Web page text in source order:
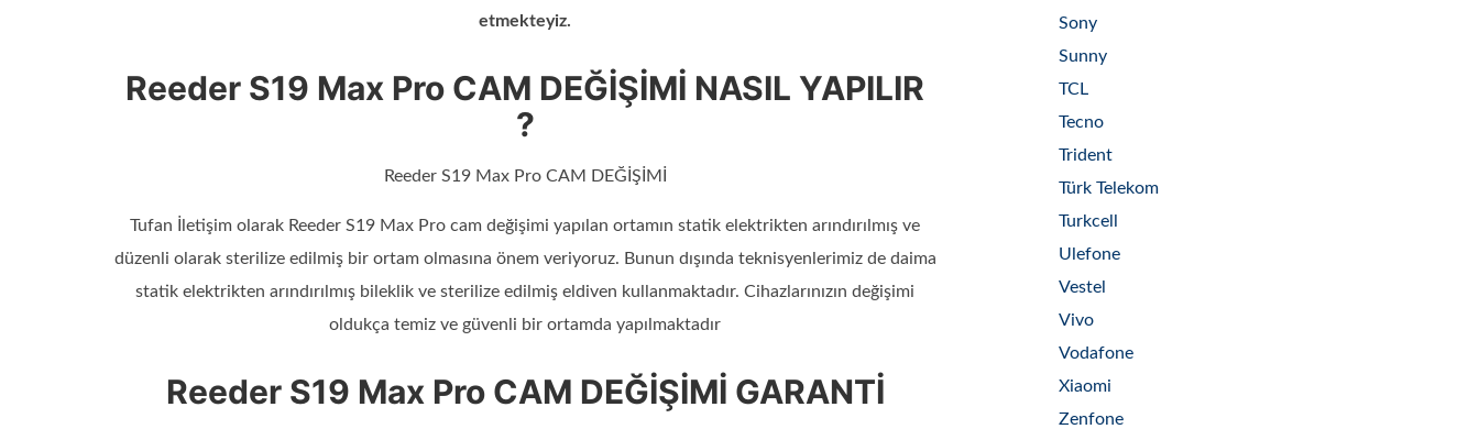
etmekteyiz.
Reeder S19 Max Pro CAM DEĞİŞİMİ NASIL YAPILIR
?
Reeder S19 Max Pro CAM DEĞİŞİMİ
Tufan İletişim olarak Reeder S19 Max Pro cam değişimi yapılan ortamın statik elektrikten arındırılmış ve
düzenli olarak sterilize edilmiş bir ortam olmasına önem veriyoruz. Bunun dışında teknisyenlerimiz de daima
statik elektrikten arındırılmış bileklik ve sterilize edilmiş eldiven kullanmaktadır. Cihazlarınızın değişimi
oldukça temiz ve güvenli bir ortamda yapılmaktadır
Reeder S19 Max Pro CAM DEĞİŞİMİ GARANTİ
Sony
Sunny
TCL
Tecno
Trident
Türk Telekom
Turkcell
Ulefone
Vestel
Vivo
Vodafone
Xiaomi
Zenfone